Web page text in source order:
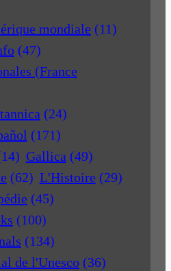
mondiale (11)
(47)
(France
(24)
(171)
Gallica (49)
(62) L'Histoire (29)
(45)
(100)
(134)
de l'Unesco (36)